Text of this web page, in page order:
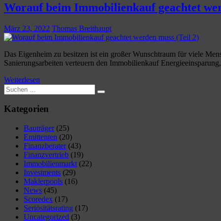
Worauf beim Immobilienkauf geachtet
März 23, 2022 Thomas Breithaupt
Das Eigenheim zu besitzen ist ein großer Wunschtraum für viele
Sanierungsarbeiten verteuern den Immobilienkauf
Weiterlesen
Suchen
nach:
Suchen
Kategorien
Bauträger(25)
Emittenten (20)
Finanzberater(43)
Finanzvertrieb (19)
Immobilienmarkt (22)
Investments (29)
Maklerpools (16)
News (45)
Scoredex (17)
Seriösitätsrating (17)
Uncategorized (3)